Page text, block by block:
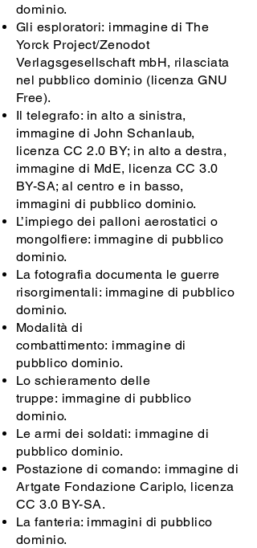
dominio.
Gli esploratori: immagine di The
Yorck Project/Zenodot
Verlagsgesellschaft mbH, rilasciata
nel pubblico dominio (licenza GNU
Free).
Il telegrafo: in alto a sinistra,
immagine di John Schanlaub,
licenza CC 2.0 BY; in alto a destra,
immagine di MdE, licenza CC 3.0
BY-SA; al centro e in basso,
immagini di pubblico dominio.
L’impiego dei palloni aerostatici o
mongolfiere: immagine di pubblico
dominio.
La fotografia documenta le guerre
risorgimentali: immagine di pubblico
dominio.
Modalità di
combattimento: immagine di
pubblico dominio.
Lo schieramento delle
truppe: immagine di pubblico
dominio.
Le armi dei soldati: immagine di
pubblico dominio.
Postazione di comando: immagine di
Artgate Fondazione Cariplo, licenza
CC 3.0 BY-SA.
La fanteria: immagini di pubblico
dominio.